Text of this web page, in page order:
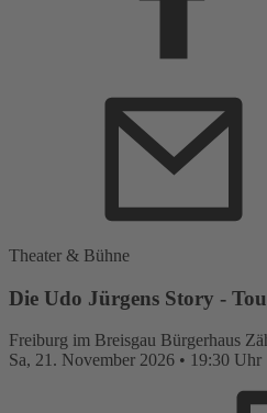
Theater & Bühne
Die Udo Jürgens Story -
Freiburg im Breisgau Bürgerhaus
Sa, 21. November 2026 • 19:30 Uhr